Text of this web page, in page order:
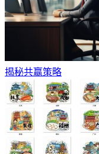
揭秘共赢策略